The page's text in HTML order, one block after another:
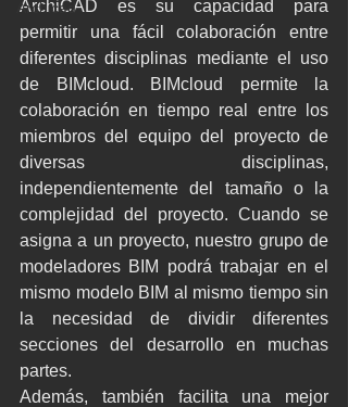
Archicad
ArchiCAD es su capacidad para
permitir una fácil colaboración entre
diferentes disciplinas mediante el uso
de BIMcloud. BIMcloud permite la
colaboración en tiempo real entre los
miembros del equipo del proyecto de
diversas disciplinas,
independientemente del tamaño o la
complejidad del proyecto. Cuando se
asigna a un proyecto, nuestro grupo de
modeladores BIM podrá trabajar en el
mismo modelo BIM al mismo tiempo sin
la necesidad de dividir diferentes
secciones del desarrollo en muchas
partes.
Además, también facilita una mejor